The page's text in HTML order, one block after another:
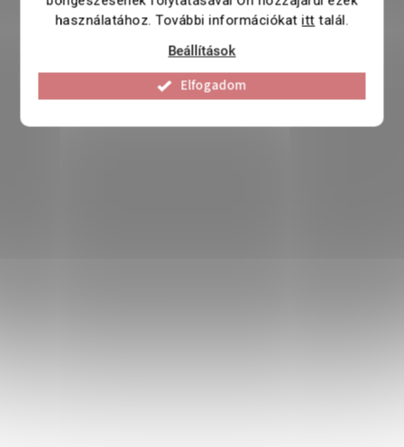
használatához. További információkatitt talál.
Beállítások
Elfogadom